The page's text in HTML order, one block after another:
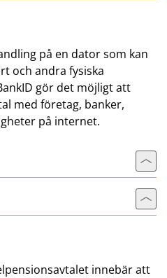
på en dator som kan
och andra fysiska
gör det möjligt att
med företag, banker,
på internet.
Till
Till
innebär att